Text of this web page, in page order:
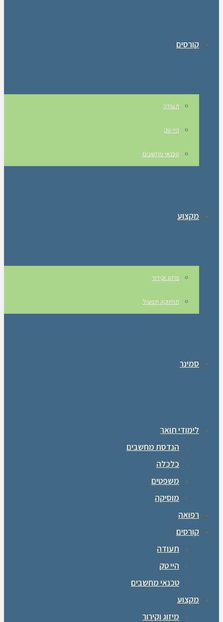
קורסים
תעודה
היי טק
טכנאי מחשבים
מקצוע
מיזוג וקירור
תחזוקה תפעול
סמינר
לימודי תואר
הנדסת מחשבים
כלכלה
משפטים
מוסיקה
רפואה
קורסים
תעודה
היי טק
טכנאי מחשבים
מקצוע
מיזוג וקירור